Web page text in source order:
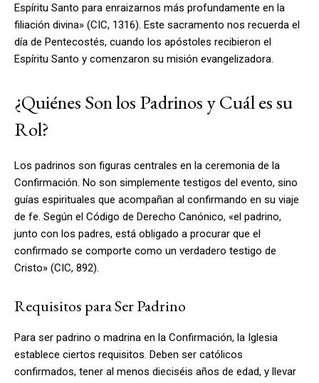
Espíritu Santo para enraizarnos más profundamente en la
filiación divina» (CIC, 1316). Este sacramento nos recuerda el
día de Pentecostés, cuando los apóstoles recibieron el
Espíritu Santo y comenzaron su misión evangelizadora.
¿Quiénes Son los Padrinos y Cuál es su
Rol?
Los padrinos son figuras centrales en la ceremonia de la
Confirmación. No son simplemente testigos del evento, sino
guías espirituales que acompañan al confirmando en su viaje
de fe. Según el Código de Derecho Canónico, «el padrino,
junto con los padres, está obligado a procurar que el
confirmado se comporte como un verdadero testigo de
Cristo» (CIC, 892).
Requisitos para Ser Padrino
Para ser padrino o madrina en la Confirmación, la Iglesia
establece ciertos requisitos. Deben ser católicos
confirmados, tener al menos dieciséis años de edad, y llevar